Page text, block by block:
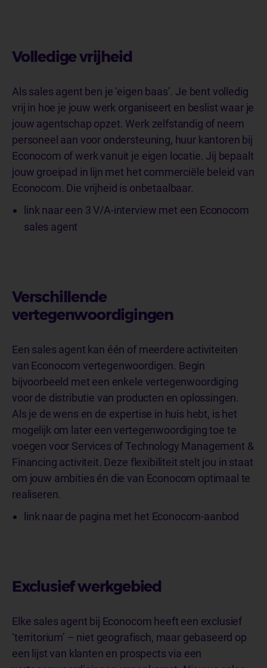
Volledige vrijheid
Als sales agent ben je ‘eigen baas’. Je bent volledig
vrij in hoe je jouw werk organiseert en beslist waar je
jouw agentschap opzet. Werk zelfstandig of neem
personeel aan voor ondersteuning, huur kantoren bij
Econocom of werk vanuit je eigen locatie. Jij bepaalt
jouw groeipad in lijn met het commerciële beleid van
Econocom. Die vrijheid is onbetaalbaar.
link naar een 3 V/A-interview met een Econocom
sales agent
Verschillende
vertegenwoordigingen
Een sales agent kan één of meerdere activiteiten
van Econocom vertegenwoordigen. Begin
bijvoorbeeld met een enkele vertegenwoordiging
voor de distributie van producten en oplossingen.
Als je de wens en de expertise in huis hebt, is het
mogelijk om later een vertegenwoordiging toe te
voegen voor Services of Technology Management &
Financing activiteit. Deze flexibiliteit stelt jou in staat
om jouw ambities én die van Econocom optimaal te
realiseren.
link naar de pagina met het Econocom-aanbod
Exclusief werkgebied
Elke sales agent bij Econocom heeft een exclusief
‘territorium’ – niet geografisch, maar gebaseerd op
een lijst van klanten en prospects via een